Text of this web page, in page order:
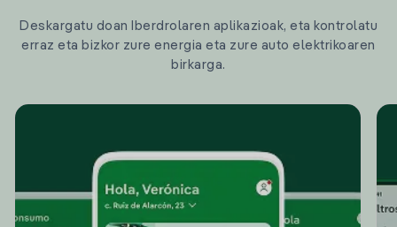
Deskargatu doan Iberdrolaren aplikazioak, eta kontrolatu
erraz eta bizkor zure energia eta zure auto elektrikoaren
birkarga.